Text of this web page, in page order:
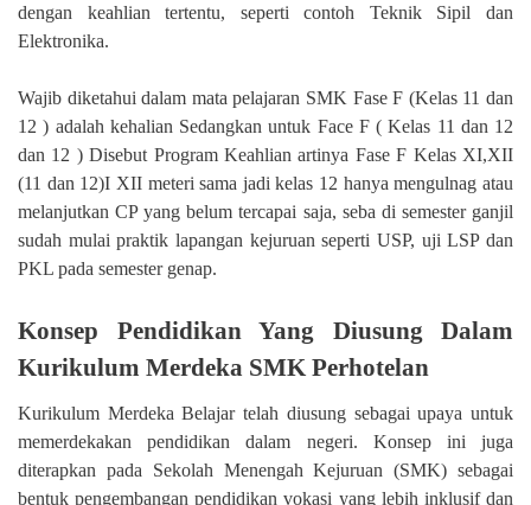
dengan keahlian tertentu, seperti contoh Teknik Sipil dan
Elektronika.
Wajib diketahui dalam mata pelajaran SMK Fase F (Kelas 11 dan
12 ) adalah kehalian Sedangkan untuk Face F ( Kelas 11 dan 12
dan 12 ) Disebut Program Keahlian artinya Fase F Kelas XI,XII
(11 dan 12)I XII meteri sama jadi kelas 12 hanya mengulnag atau
melanjutkan CP yang belum tercapai saja, seba di semester ganjil
sudah mulai praktik lapangan kejuruan seperti USP, uji LSP dan
PKL pada semester genap.
Konsep Pendidikan Yang Diusung Dalam
Kurikulum Merdeka SMK Perhotelan
Kurikulum Merdeka Belajar telah diusung sebagai upaya untuk
memerdekakan pendidikan dalam negeri. Konsep ini juga
diterapkan pada Sekolah Menengah Kejuruan (SMK) sebagai
bentuk pengembangan pendidikan vokasi yang lebih inklusif dan